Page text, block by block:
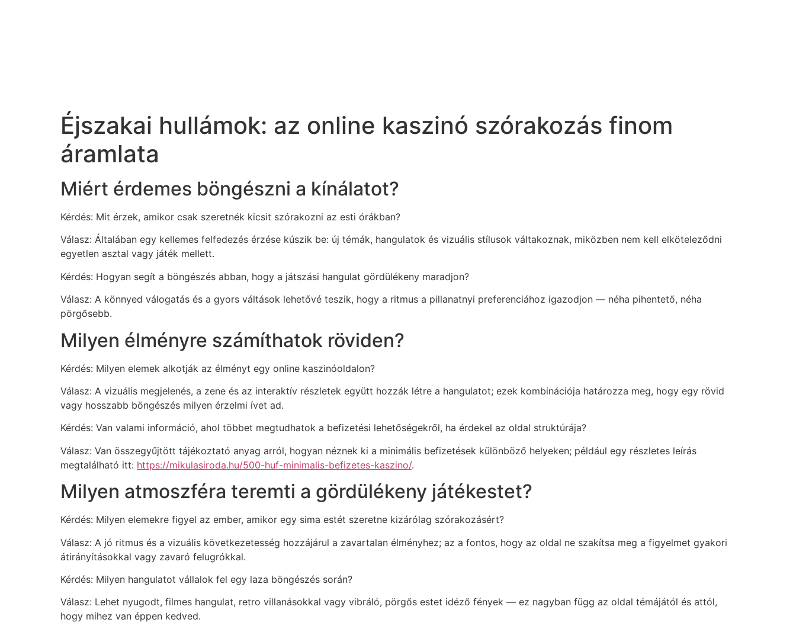
Éjszakai hullámok: az online kaszinó szórakozás finom
áramlata
Miért érdemes böngészni a kínálatot?
Kérdés: Mit érzek, amikor csak szeretnék kicsit szórakozni az esti órákban?
Válasz: Általában egy kellemes felfedezés érzése kúszik be: új témák, hangulatok és vizuális stílusok váltakoznak, miközben nem kell elköteleződni
egyetlen asztal vagy játék mellett.
Kérdés: Hogyan segít a böngészés abban, hogy a játszási hangulat gördülékeny maradjon?
Válasz: A könnyed válogatás és a gyors váltások lehetővé teszik, hogy a ritmus a pillanatnyi preferenciához igazodjon — néha pihentető, néha
pörgősebb.
Milyen élményre számíthatok röviden?
Kérdés: Milyen elemek alkotják az élményt egy online kaszinóoldalon?
Válasz: A vizuális megjelenés, a zene és az interaktív részletek együtt hozzák létre a hangulatot; ezek kombinációja határozza meg, hogy egy rövid
vagy hosszabb böngészés milyen érzelmi ívet ad.
Kérdés: Van valami információ, ahol többet megtudhatok a befizetési lehetőségekről, ha érdekel az oldal struktúrája?
Válasz: Van összegyűjtött tájékoztató anyag arról, hogyan néznek ki a minimális befizetések különböző helyeken; például egy részletes leírás
megtalálható itt: https://mikulasiroda.hu/500-huf-minimalis-befizetes-kaszino/.
Milyen atmoszféra teremti a gördülékeny játékestet?
Kérdés: Milyen elemekre figyel az ember, amikor egy sima estét szeretne kizárólag szórakozásért?
Válasz: A jó ritmus és a vizuális következetesség hozzájárul a zavartalan élményhez; az a fontos, hogy az oldal ne szakítsa meg a figyelmet gyakori
átirányításokkal vagy zavaró felugrókkal.
Kérdés: Milyen hangulatot vállalok fel egy laza böngészés során?
Válasz: Lehet nyugodt, filmes hangulat, retro villanásokkal vagy vibráló, pörgős estet idéző fények — ez nagyban függ az oldal témájától és attól,
hogy mihez van éppen kedved.